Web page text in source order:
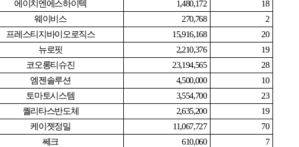
에이치엔에스하이텍 1,480,172
18
웨이비스 270,768
2
프레스티지바이오로직스 15,916,168
20
뉴로핏 2,210,376
19
코오롱티슈진 23,194,565
28
엠젠솔루션 4,500,000
10
토마토시스템 3,554,700
23
퀄리타스반도체 2,635,200
19
케이젯정밀 11,067,727
70
쎄크 610,060
7